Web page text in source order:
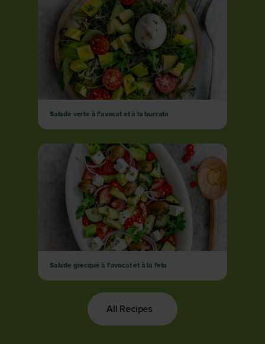
Salade verte à l'avocat et à la burrata
Salade grecque à l'avocat et à la feta
All Recipes